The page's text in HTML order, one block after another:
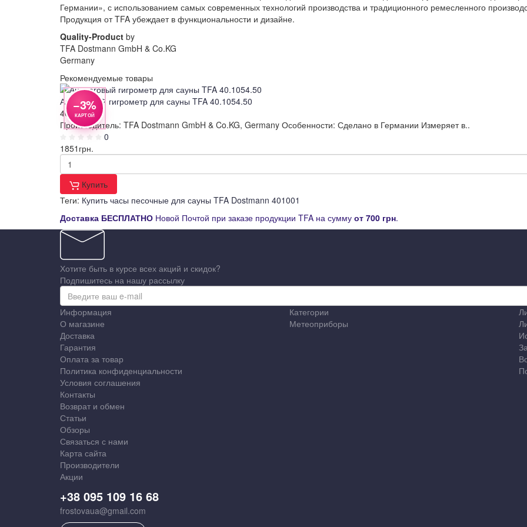
Германии», с использованием самых современных технологий производства и традиционного ремесленного
Продукция от TFA убеждает в функциональности и дизайне.
Quality-Product by
TFA Dostmann GmbH & Co.KG
Germany
Рекомендуемые товары
−3%
КАРТОЙ
Аналоговый гигрометр для сауны TFA 40.1054.50
40105450
Производитель: TFA Dostmann GmbH & Co.KG, Germany Особенности: Сделано в Германии Измеряет в..
0
1851 грн.
Купить
Просмотр
Теги: Купить часы песочные для сауны TFA Dostmann 401001
Доставка БЕСПЛАТНО Новой Почтой при заказе продукции TFA на сумму от 700 грн.
Хотите быть в курсе всех акций и скидок?
Подпишитесь на нашу рассылку
Информация
О магазине
Доставка
Гарантия
Оплата за товар
Политика конфиденциальности
Условия соглашения
Контакты
Возврат и обмен
Статьи
Обзоры
Связаться с нами
Карта сайта
Производители
Акции
Категории
Метеоприборы
+38 095 109 16 68
frostovaua@gmail.com